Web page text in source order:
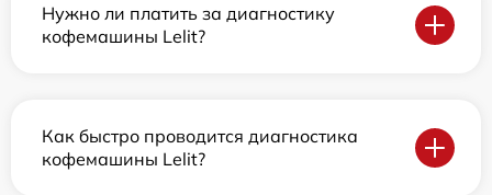
Нужно ли платить за диагностику
кофемашины Lelit?
Как быстро проводится диагностика
кофемашины Lelit?